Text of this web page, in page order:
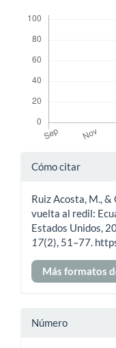
Detalles
artículo
Cómo citar
Ruiz Acosta, M.,
vuelta al redil:
Estados Unidos,
17(2), 51–77.
Más formatos
Número